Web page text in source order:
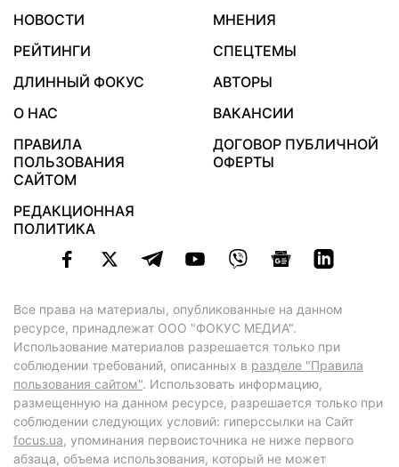
НОВОСТИ
МНЕНИЯ
РЕЙТИНГИ
СПЕЦТЕМЫ
ДЛИННЫЙ ФОКУС
АВТОРЫ
О НАС
ВАКАНСИИ
ПРАВИЛА
ПОЛЬЗОВАНИЯ
САЙТОМ
ДОГОВОР ПУБЛИЧНОЙ
ОФЕРТЫ
РЕДАКЦИОННАЯ
ПОЛИТИКА
Все права на материалы, опубликованные на данном
ресурсе, принадлежат ООО "ФОКУС МЕДИА".
Использование материалов разрешается только при
соблюдении требований, описанных в разделе "Правила
пользования сайтом". Использовать информацию,
размещенную на данном ресурсе, разрешается только при
соблюдении следующих условий: гиперссылки на Сайт
focus.ua, упоминания первоисточника не ниже первого
абзаца, объема использования, который не может